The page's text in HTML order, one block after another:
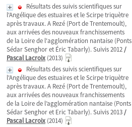
Résultats des suivis scientifiques sur
l'Angélique des estuaires et le Scirpe triquètre
après travaux. A Rezé (Port de Trentemoult),
aux arrivées des nouveaux franchissements
de la Loire de l'agglomération nantaise (Ponts
Sédar Senghor et Éric Tabarly). Suivis 2012/
Pascal Lacroix (2013)
Résultats des suivis scientifiques sur
l'Angélique des estuaires et le Scirpe triquètre
après travaux. A Rezé (Port de Trentemoult),
aux arrivées des nouveaux franchissements
de la Loire de l’agglomération nantaise (Ponts
Sédar Senghor et Eric Tabarly). Suivis 2013/
Pascal Lacroix (2014)